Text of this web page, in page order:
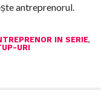
antreprenorul.
IN SERIE,
URI